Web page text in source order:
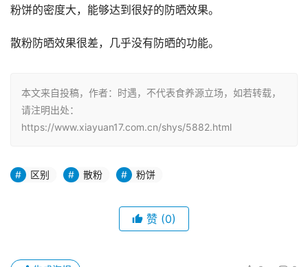
粉饼的密度大，能够达到很好的防晒效果。
散粉防晒效果很差，几乎没有防晒的功能。
本文来自投稿，作者：时遇，不代表食养源立场，如若转载，
请注明出处：
https://www.xiayuan17.com.cn/shys/5882.html
区别 散粉 粉饼
赞 (0)